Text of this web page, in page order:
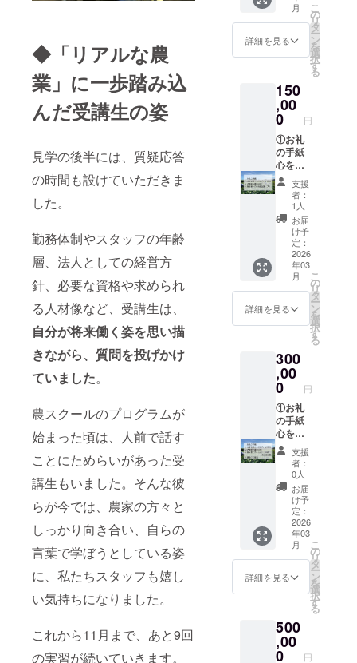
◆「リアルな農
業」に一歩踏み込
んだ受講生の姿
見学の後半には、質疑応答
の時間も設けていただきま
した。
勤務体制やスタッフの年齢
層、法人としての経営方
針、必要な資格や求められ
る人材像など、受講生は、
自分が将来働く姿を思い描
きながら、質問を投げかけ
ていました。
農スクールのプログラムが
始まった頃は、人前で話す
ことにためらいがあった受
講生もいました。そんな彼
らが今では、農家の方々と
しっかり向き合い、自らの
言葉で学ぼうとしている姿
に、私たちスタッフも嬉し
い気持ちになりました。
これから11月まで、あと9回
の実習が続いていきます。
報告書
をお送
りしま
す。 ④
（小）
ご支援
くだ
さった
方のお
名前を
報告書
に記載
しま
す。
（希望
者様）
※報告書
に記載
するお
名前を
備考欄
にご記
入くだ
れない
場合は
「不
要」と
ご記入
くださ
い。 ※
寄付金
受領証
明書の
発行を
行いま
す。
者同士
の交流
会（オ
ンライ
使用予
定）へ
ご招待
※交流会
は2025
年11月
を予
定。詳
細は
メール
にてご
連絡し
ます。
③報告
書 活動
報告書
をお送
りしま
す。 ④
（中）
ご支援
くだ
さった
方のお
名前を
報告書
に記載
しま
す。
（希望
者様）
※報告書
に記載
するお
名前を
備考欄
にご記
入くだ
れない
場合は
「不
月
詳細を見る
こ
の
リ
タ
ー
ン
を
選
択
す
る
150
,00
0 円
①お礼
の手紙
心を込
めたお
礼の手
紙をお
送りし
ます。
②プロ
ジェク
ト支援
者同士
の交流
会（オ
ンライ
使用予
定）へ
ご招待
※交流会
は2025
年11月
を予
定。詳
細は
メール
にてご
連絡し
ます。
③報告
書 活動
報告書
をお送
りしま
す。 ④
（大）
ご支援
くだ
支援
者：
1人
お届
け予
定：
2026
年03
月
詳細を見る
こ
の
リ
タ
ー
ン
を
選
択
す
る
300
,00
0 円
①お礼
の手紙
心を込
めたお
礼の手
紙をお
送りし
ます。
②プロ
ジェク
ト支援
者同士
の交流
会（オ
ンライ
使用予
定）へ
ご招待
支援
者：
0人
お届
け予
定：
2026
年03
月
詳細を見る
こ
の
リ
タ
ー
ン
を
選
択
す
る
500
,00
0 円